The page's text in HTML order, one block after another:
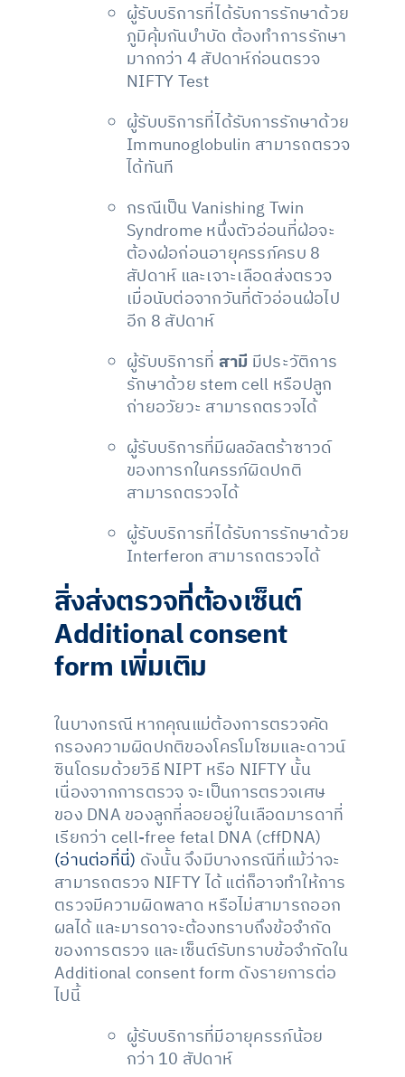
ผู้รับบริการที่ได้รับการรักษาด้วย
ภูมิคุ้มกันบำบัด ต้องทำการรักษา
มากกว่า 4 สัปดาห์ก่อนตรวจ
NIFTY Test
ผู้รับบริการที่ได้รับการรักษาด้วย
Immunoglobulin สามารถตรวจ
ได้ทันที
กรณีเป็น Vanishing Twin
Syndrome หนึ่งตัวอ่อนที่ฝ่อจะ
ต้องฝ่อก่อนอายุครรภ์ครบ 8
สัปดาห์ และเจาะเลือดส่งตรวจ
เมื่อนับต่อจากวันที่ตัวอ่อนฝ่อไป
อีก 8 สัปดาห์
ผู้รับบริการที่ สามี มีประวัติการ
รักษาด้วย stem cell หรือปลูก
ถ่ายอวัยวะ สามารถตรวจได้
ผู้รับบริการที่มีผลอัลตร้าซาวด์
ของทารกในครรภ์ผิดปกติ
สามารถตรวจได้
ผู้รับบริการที่ได้รับการรักษาด้วย
Interferon สามารถตรวจได้
สิ่งส่งตรวจที่ต้องเซ็นต์
Additional consent
form เพิ่มเติม
ในบางกรณี หากคุณแม่ต้องการตรวจคัด
กรองความผิดปกติของโครโมโซมและดาวน์
ซินโดรมด้วยวิธี NIPT หรือ NIFTY นั้น
เนื่องจากการตรวจ จะเป็นการตรวจเศษ
ของ DNA ของลูกที่ลอยอยู่ในเลือดมารดาที่
เรียกว่า cell-free fetal DNA (cffDNA)
(อ่านต่อที่นี่) ดังนั้น จึงมีบางกรณีที่แม้ว่าจะ
สามารถตรวจ NIFTY ได้ แต่ก็อาจทำให้การ
ตรวจมีความผิดพลาด หรือไม่สามารถออก
ผลได้ และมารดาจะต้องทราบถึงข้อจำกัด
ของการตรวจ และเซ็นต์รับทราบข้อจำกัดใน
Additional consent form ดังรายการต่อ
ไปนี้
ผู้รับบริการที่มีอายุครรภ์น้อย
กว่า 10 สัปดาห์